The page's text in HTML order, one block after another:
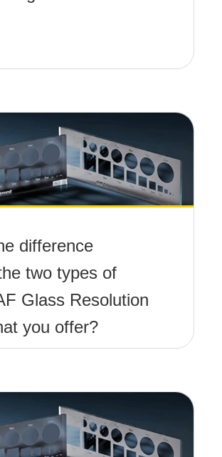
difference
two types of
Glass Resolution
you offer?